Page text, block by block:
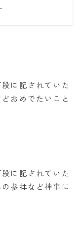
に記されていた
おめでたいこと
に記されていた
参拝など神事に